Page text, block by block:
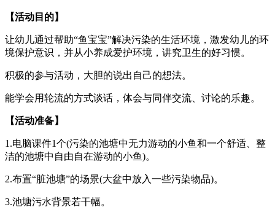
【活动目的】
让幼儿通过帮助“鱼宝宝”解决污染的生活环境，激发幼儿的环
境保护意识，并从小养成爱护环境，讲究卫生的好习惯。
积极的参与活动，大胆的说出自己的想法。
能学会用轮流的方式谈话，体会与同伴交流、讨论的乐趣。
【活动准备】
1.电脑课件1个(污染的池塘中无力游动的小鱼和一个舒适、整
洁的池塘中自由自在游动的小鱼)。
2.布置“脏池塘”的场景(大盆中放入一些污染物品)。
3.池塘污水背景若干幅。